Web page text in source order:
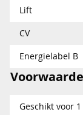
Lift
CV
Energielabel B
Geschikt voor